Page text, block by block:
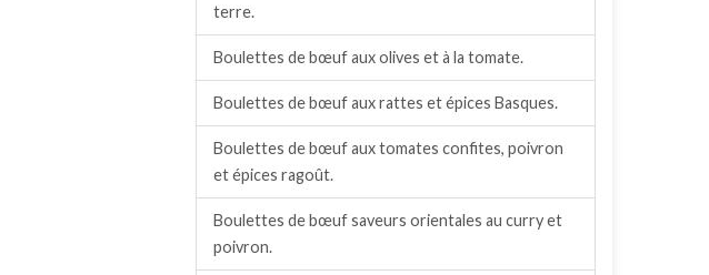
terre.
Boulettes de bœuf aux olives et à la tomate.
Boulettes de bœuf aux rattes et épices Basques.
Boulettes de bœuf aux tomates confites, poivron
et épices ragoût.
Boulettes de bœuf saveurs orientales au curry et
poivron.